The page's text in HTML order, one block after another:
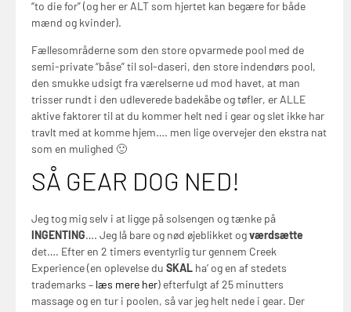
“to die for” (og her er ALT som hjertet kan begære for både
mænd og kvinder).
Fællesområderne som den store opvarmede pool med de
semi-private “båse” til sol-daseri, den store indendørs pool,
den smukke udsigt fra værelserne ud mod havet, at man
trisser rundt i den udleverede badekåbe og tøfler, er ALLE
aktive faktorer til at du kommer helt ned i gear og slet ikke har
travlt med at komme hjem…. men lige overvejer den ekstra nat
som en mulighed 🙂
SÅ GEAR DOG NED!
Jeg tog mig selv i at ligge på solsengen og tænke på
INGENTING…. Jeg lå bare og nød øjeblikket og værdsætte
det…. Efter en 2 timers eventyrlig tur gennem Creek
Experience (en oplevelse du SKAL ha’ og en af stedets
trademarks – læs mere her) efterfulgt af 25 minutters
massage og en tur i poolen, så var jeg helt nede i gear. Der